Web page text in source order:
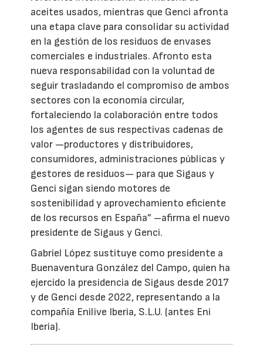
aceites usados, mientras que Genci afronta
una etapa clave para consolidar su actividad
en la gestión de los residuos de envases
comerciales e industriales. Afronto esta
nueva responsabilidad con la voluntad de
seguir trasladando el compromiso de ambos
sectores con la economía circular,
fortaleciendo la colaboración entre todos
los agentes de sus respectivas cadenas de
valor —productores y distribuidores,
consumidores, administraciones públicas y
gestores de residuos— para que Sigaus y
Genci sigan siendo motores de
sostenibilidad y aprovechamiento eficiente
de los recursos en España” –afirma el nuevo
presidente de Sigaus y Genci.
Gabriel López sustituye como presidente a
Buenaventura González del Campo, quien ha
ejercido la presidencia de Sigaus desde 2017
y de Genci desde 2022, representando a la
compañía Enilive Iberia, S.L.U. (antes Eni
Iberia).